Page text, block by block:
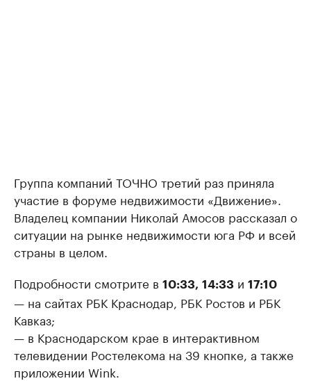
Группа компаний ТОЧНО третий раз приняла
участие в форуме недвижимости «Движение».
Владелец компании Николай Амосов рассказал о
ситуации на рынке недвижимости юга РФ и всей
страны в целом.
Подробности смотрите в 10:33, 14:33 и 17:10
— на сайтах РБК Краснодар, РБК Ростов и РБК
Кавказ;
— в Краснодарском крае в интерактивном
телевидении Ростелекома на 39 кнопке, а также
приложении Wink.